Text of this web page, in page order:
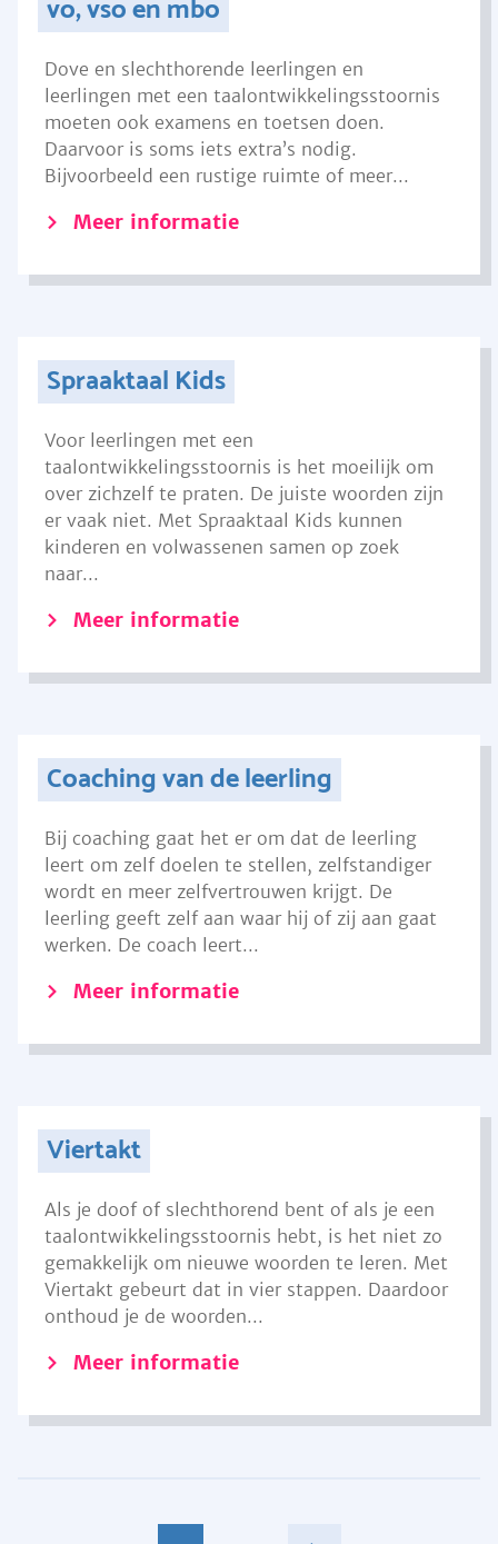
vo, vso en mbo
Dove en slechthorende leerlingen en
leerlingen met een taalontwikkelingsstoornis
moeten ook examens en toetsen doen.
Daarvoor is soms iets extra’s nodig.
Bijvoorbeeld een rustige ruimte of meer...
Meer informatie
Spraaktaal Kids
Voor leerlingen met een
taalontwikkelingsstoornis is het moeilijk om
over zichzelf te praten. De juiste woorden zijn
er vaak niet. Met Spraaktaal Kids kunnen
kinderen en volwassenen samen op zoek
naar...
Meer informatie
Coaching van de leerling
Bij coaching gaat het er om dat de leerling
leert om zelf doelen te stellen, zelfstandiger
wordt en meer zelfvertrouwen krijgt. De
leerling geeft zelf aan waar hij of zij aan gaat
werken. De coach leert...
Meer informatie
Viertakt
Als je doof of slechthorend bent of als je een
taalontwikkelingsstoornis hebt, is het niet zo
gemakkelijk om nieuwe woorden te leren. Met
Viertakt gebeurt dat in vier stappen. Daardoor
onthoud je de woorden...
Meer informatie